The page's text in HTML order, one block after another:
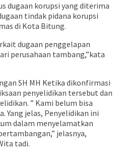
dugaan korupsi yang diterima
tindak pidana korupsi
di Kota Bitung.
dugaan penggelapan
perusahaan tambang,”kata
SH MH Ketika dikonfirmasi
penyelidikan tersebut dan
” Kami belum bisa
Yang jelas, Penyelidikan ini
dalam menyelamatkan
jelasnya,
tadi.